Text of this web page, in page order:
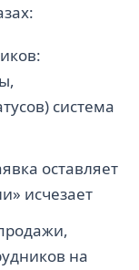
система
оставляет
исчезает
на